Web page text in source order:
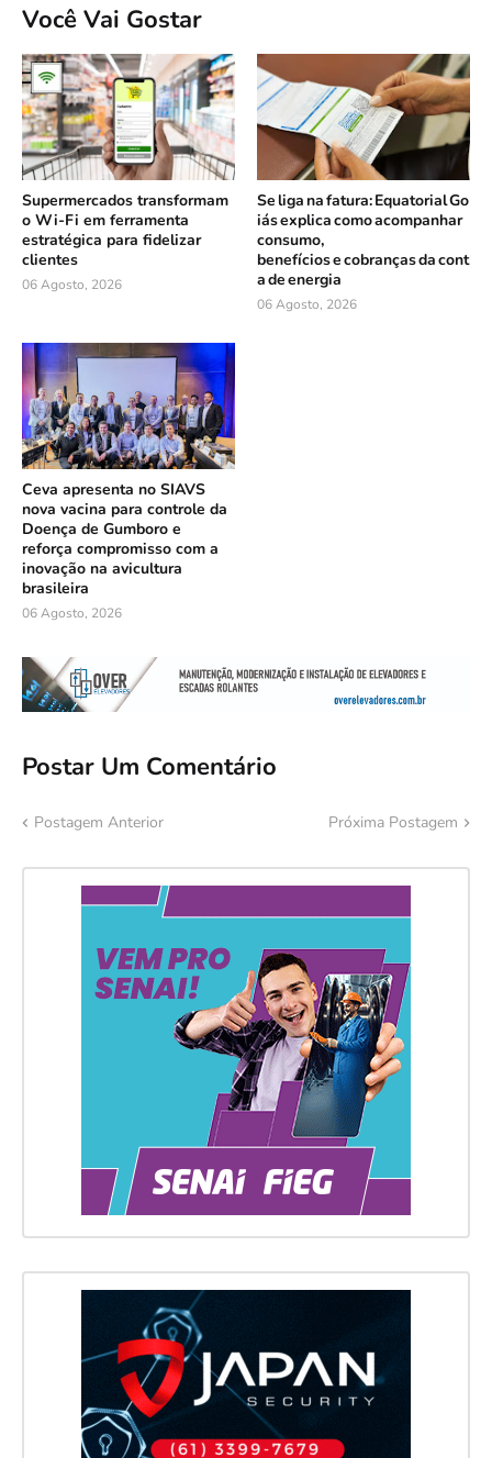
Você Vai Gostar
Supermercados transformam
o Wi-Fi em ferramenta
estratégica para fidelizar
clientes
06 Agosto, 2026
Se liga na fatura: Equatorial Go
iás explica como acompanhar
consumo,
benefícios e cobranças da cont
a de energia
06 Agosto, 2026
Ceva apresenta no SIAVS
nova vacina para controle da
Doença de Gumboro e
reforça compromisso com a
inovação na avicultura
brasileira
06 Agosto, 2026
Postar Um Comentário
Postagem Anterior Próxima Postagem